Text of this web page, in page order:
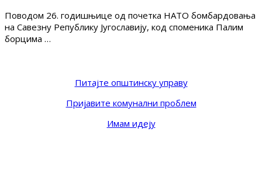
Поводом 26. годишњице од почетка НАТО бомбардовања
на Савезну Републику Југославију, код споменика Палим
борцима …
Питајте општинску управу
Пријавите комунални проблем
Имам идеју